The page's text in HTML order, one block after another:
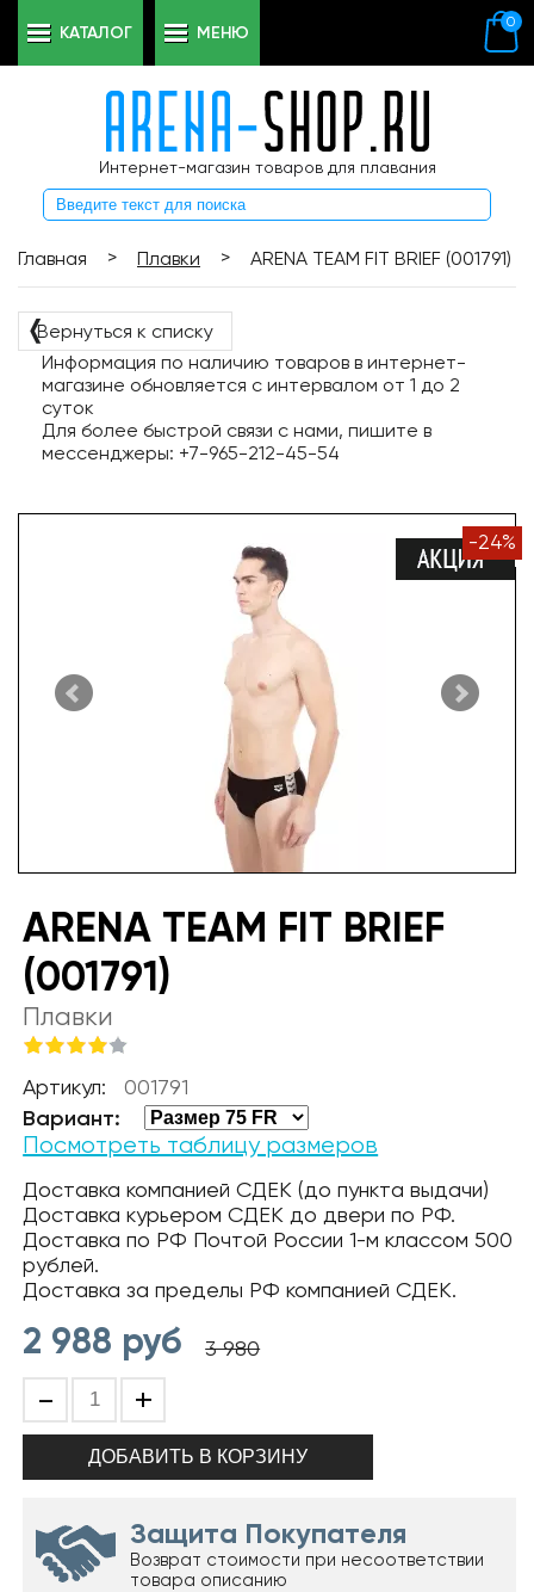
Интернет-магазин товаров для плавания
0
КАТАЛОГ МЕНЮ
Главная > Плавки > ARENA TEAM FIT BRIEF (001791)
❬Вернуться к списку
Информация по наличию товаров в интернет-
магазине обновляется с интервалом от 1 до 2
суток
Для более быстрой связи с нами, пишите в
мессенджеры: +7-965-212-45-54
-24%
ARENA TEAM FIT BRIEF
(001791)
Плавки
Артикул: 001791
Вариант:
Посмотреть таблицу размеров
Доставка компанией СДЕК (до пункта выдачи)
Доставка курьером СДЕК до двери по РФ.
Доставка по РФ Почтой России 1-м классом 500
рублей.
Доставка за пределы РФ компанией СДЕК.
2 988 руб 3 980
- +
Защита Покупателя
Возврат стоимости при несоответствии
товара описанию